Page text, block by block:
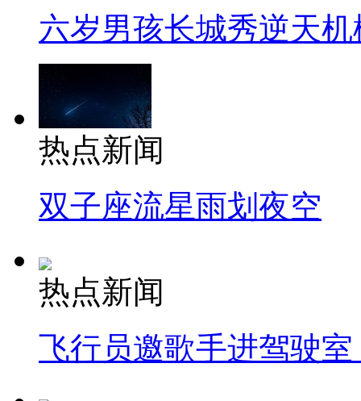
六岁男孩长城秀逆天机
热点新闻
双子座流星雨划夜空
热点新闻
飞行员邀歌手进驾驶